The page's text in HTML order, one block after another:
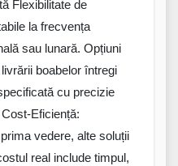
Flexibilitate de
la frecvența
sau lunară. Opțiuni
boabelor întregi
cu precizie
Eficiență:
vedere, alte soluții
real include timpul,